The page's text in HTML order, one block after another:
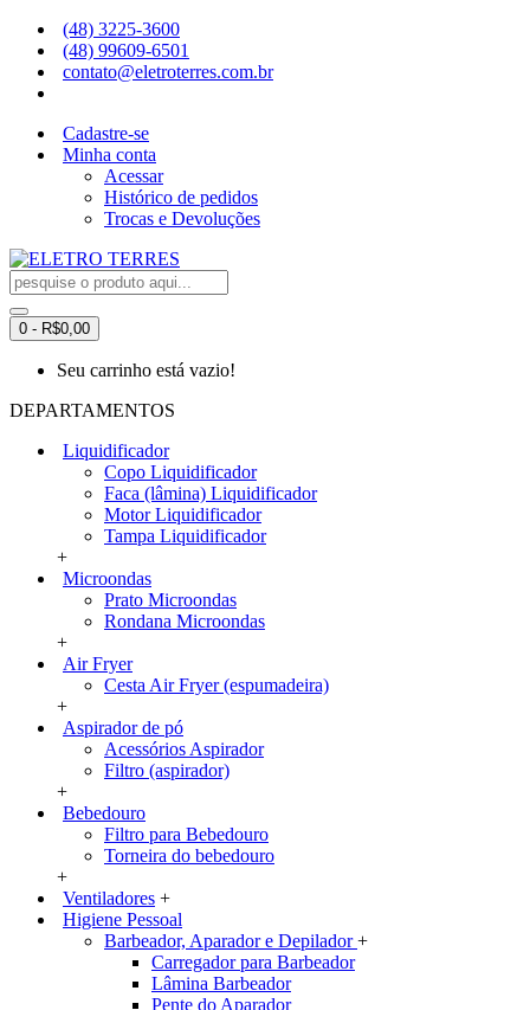
(48) 3225-3600
(48) 99609-6501
contato@eletroterres.com.br
Cadastre-se
Minha conta
Acessar
Histórico de pedidos
Trocas e Devoluções
0 - R$0,00
Seu carrinho está vazio!
DEPARTAMENTOS
Liquidificador
Copo Liquidificador
Faca (lâmina) Liquidificador
Motor Liquidificador
Tampa Liquidificador
+
Microondas
Prato Microondas
Rondana Microondas
+
Air Fryer
Cesta Air Fryer (espumadeira)
+
Aspirador de pó
Acessórios Aspirador
Filtro (aspirador)
+
Bebedouro
Filtro para Bebedouro
Torneira do bebedouro
+
Ventiladores +
Higiene Pessoal
Barbeador, Aparador e Depilador+
Carregador para Barbeador
Lâmina Barbeador
Pente do Aparador